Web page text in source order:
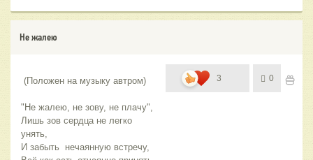
Не жалею
(Положен на музыку автром)
Лишь зов сердца не легко
унять,
И забыть  нечаянную встречу,
3 0